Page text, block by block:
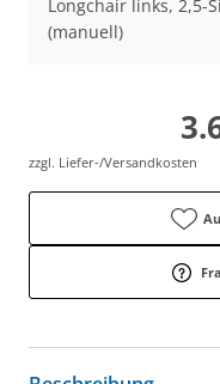
Longchair links, 2,5-
(manuell)
zzgl. Liefer-/Versandkosten